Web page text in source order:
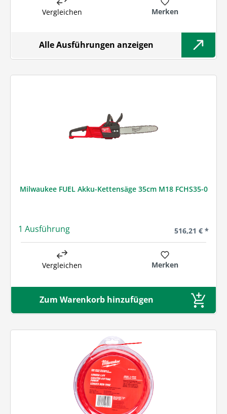
Vergleichen Merken
Alle Ausführungen anzeigen
Milwaukee FUEL Akku-Kettensäge 35cm M18 FCHS35-0
1 Ausführung Regulärer
516,21 € *
Vergleichen Merken
Zum Warenkorb hinzufügen